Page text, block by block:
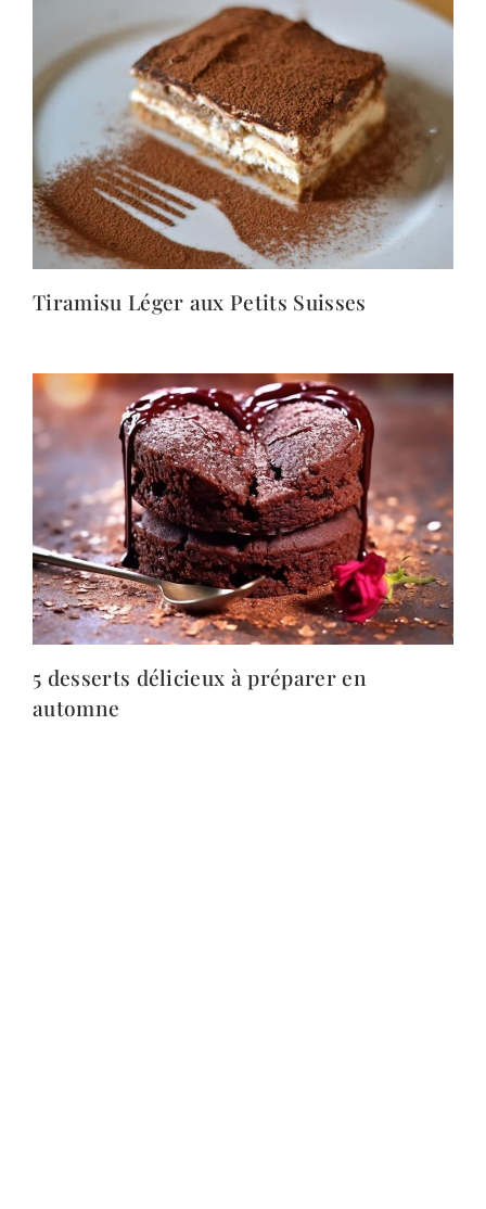
Tiramisu Léger aux Petits Suisses
5 desserts délicieux à préparer en
automne